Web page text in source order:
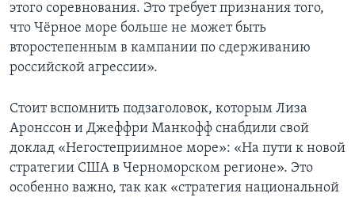
этого соревнования. Это требует признания того,
что Чёрное море больше не может быть
второстепенным в кампании по сдерживанию
российской агрессии».
Стоит вспомнить подзаголовок, которым Лиза
Аронссон и Джеффри Манкофф снабдили свой
доклад «Негостеприимное море»: «На пути к новой
стратегии США в Черноморском регионе». Это
особенно важно, так как «стратегия национальной